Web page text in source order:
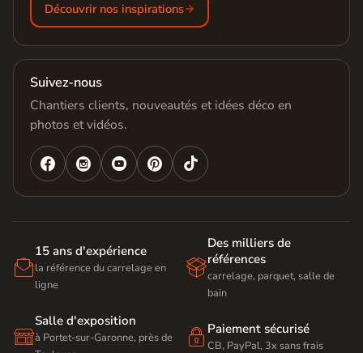
Découvrir nos inspirations
Suivez-nous
Chantiers clients, nouveautés et idées déco en
photos et vidéos.
   

15 ans d'expérience
la référence du carrelage en
ligne

Des milliers de
références
carrelage, parquet, salle de
bain

Salle d'exposition
à Portet-sur-Garonne, près de
 Paiement sécurisé
CB, PayPal, 3x sans frais